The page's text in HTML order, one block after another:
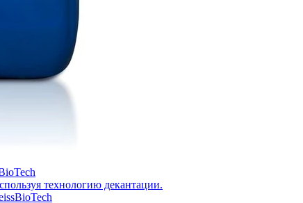
технологию декантации.